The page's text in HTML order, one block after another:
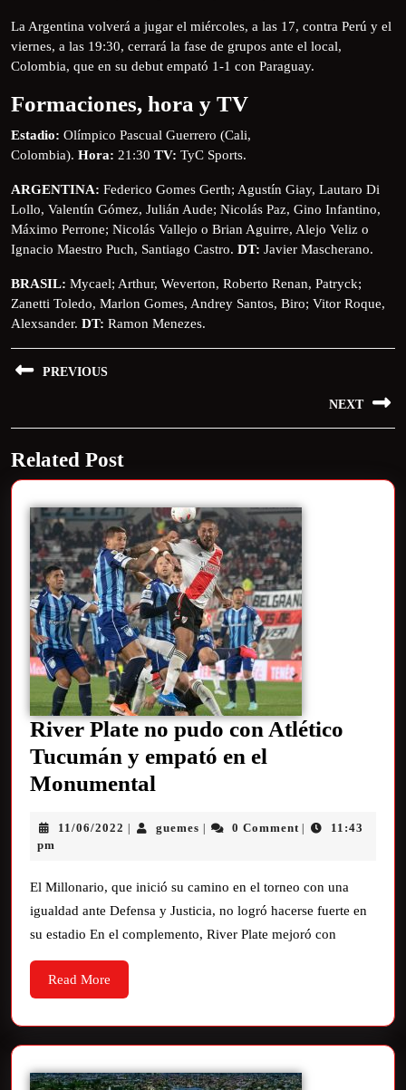
La Argentina volverá a jugar el miércoles, a las 17, contra Perú y el
viernes, a las 19:30, cerrará la fase de grupos ante el local,
Colombia, que en su debut empató 1-1 con Paraguay.
Formaciones, hora y TV
Estadio: Olímpico Pascual Guerrero (Cali,
Colombia). Hora: 21:30 TV: TyC Sports.
ARGENTINA: Federico Gomes Gerth; Agustín Giay, Lautaro Di
Lollo, Valentín Gómez, Julián Aude; Nicolás Paz, Gino Infantino,
Máximo Perrone; Nicolás Vallejo o Brian Aguirre, Alejo Veliz o
Ignacio Maestro Puch, Santiago Castro. DT: Javier Mascherano.
BRASIL: Mycael; Arthur, Weverton, Roberto Renan, Patryck;
Zanetti Toledo, Marlon Gomes, Andrey Santos, Biro; Vitor Roque,
Alexsander. DT: Ramon Menezes.
PREVIOUS
NEXT
Related Post
River Plate no pudo con Atlético
Tucumán y empató en el
Monumental
11/06/2022 | guemes | 0 Comment |
11:43
pm
El Millonario, que inició su camino en el torneo con una
igualdad ante Defensa y Justicia, no logró hacerse fuerte en
su estadio En el complemento, River Plate mejoró con
Read More